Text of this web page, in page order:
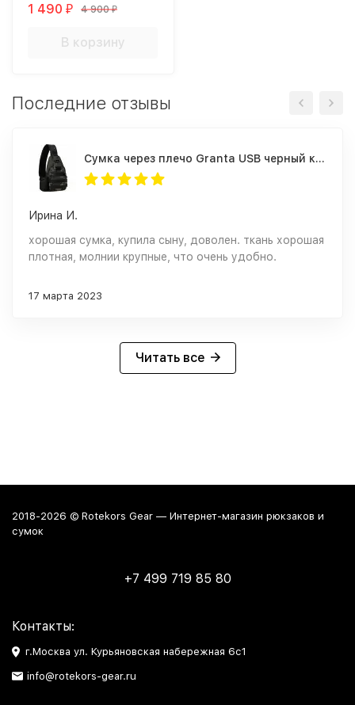
1 490₽ 4 900₽
В корзину
Последние отзывы
Cумка через плечо Granta USB черный камуфляж
Ирина И.
хорошая сумка, купила сыну, доволен. ткань хорошая
плотная, молнии крупные, что очень удобно.
17 марта 2023
Читать все
2018-2026 © Rotekors Gear — Интернет-магазин рюкзаков и
сумок
+7 499 719 85 80
Контакты:
г.Москва ул. Курьяновская набережная 6с1
info@rotekors-gear.ru